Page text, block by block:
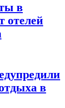
в
отелей
в